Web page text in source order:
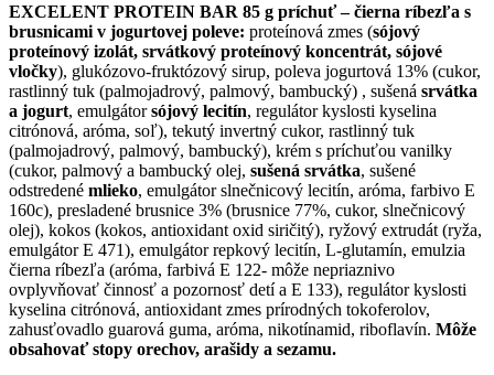
EXCELENT PROTEIN BAR 85 g príchuť – čierna ríbezľa s
brusnicami v jogurtovej poleve: proteínová zmes (sójový
proteínový izolát, srvátkový proteínový koncentrát, sójové
vločky), glukózovo-fruktózový sirup, poleva jogurtová 13% (cukor,
rastlinný tuk (palmojadrový, palmový, bambucký) , sušená srvátka
a jogurt, emulgátorsójový lecitín, regulátor kyslosti kyselina
citrónová, aróma, soľ), tekutý invertný cukor, rastlinný tuk
(palmojadrový, palmový, bambucký), krém s príchuťou vanilky
(cukor, palmový a bambucký olej, sušená srvátka, sušené
odstredené mlieko, emulgátor slnečnicový lecitín, aróma, farbivo E
160c), presladené brusnice 3% (brusnice 77%, cukor, slnečnicový
olej), kokos (kokos, antioxidant oxid siričitý), ryžový extrudát (ryža,
emulgátor E 471), emulgátor repkový lecitín, L-glutamín, emulzia
čierna ríbezľa (aróma, farbivá E 122- môže nepriaznivo
ovplyvňovať činnosť a pozornosť detí a E 133), regulátor kyslosti
kyselina citrónová, antioxidant zmes prírodných tokoferolov,
zahusťovadlo guarová guma, aróma, nikotínamid, riboflavín. Môže
obsahovať stopy orechov, arašidy a sezamu.